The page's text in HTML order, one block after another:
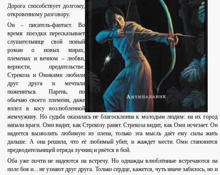
Дорога способствует долгому,
откровенному разговору.
Он –писатель-фантаст. Во
время поездки пересказывает
слушательнице свой новый
роман о новых мирах,
племенах и вечном – любви,
верности, предательстве.
Стрекоза и Омиками любили
друг друга и мечтали
пожениться. Парень, по
обычаю своего племени, даже
вплел в косу возлюбленной
жемчужину. Но судьба оказалась не благосклонна к молодым людям: на их город
напали враги. Оми видит, как Стрекозу ранят. Стрекоза видит, как Оми исчезает. Он
надеется вызволить любимую из плена, только эта мысль даёт ему силы жить
дальше. А она решила, что её любимый убит, и жаждет мести. Оми становится
предводительницей отряда лучниц и рвётся в бой.
Оба уже почти не надеются на встречу. Но однажды влюблённые встречаются на
поле боя и... не узнают друг друга. Только сердце, кажется, чуть иначе забилось, но и